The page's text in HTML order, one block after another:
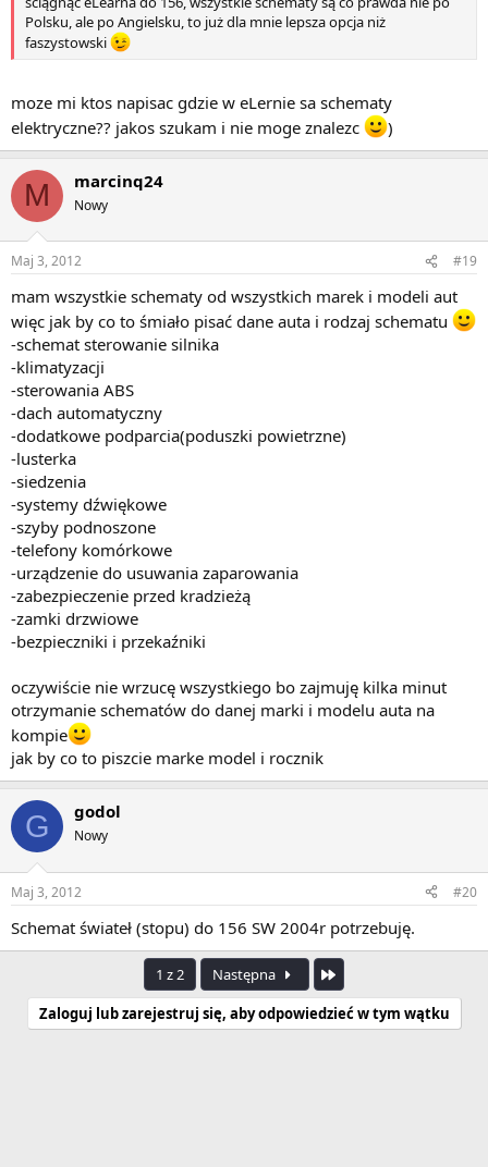
Polsku, ale po Angielsku, to już dla mnie lepsza opcja niż
faszystowski
moze mi ktos napisac gdzie w eLernie sa schematy
elektryczne?? jakos szukam i nie moge znalezc
)
M marcinq24
Nowy
Maj 3, 2012 #19
mam wszystkie schematy od wszystkich marek i modeli aut
więc jak by co to śmiało pisać dane auta i rodzaj schematu
-schemat sterowanie silnika
-klimatyzacji
-sterowania ABS
-dach automatyczny
-dodatkowe podparcia(poduszki powietrzne)
-lusterka
-siedzenia
-systemy dźwiękowe
-szyby podnoszone
-telefony komórkowe
-urządzenie do usuwania zaparowania
-zabezpieczenie przed kradzieżą
-zamki drzwiowe
-bezpieczniki i przekaźniki
oczywiście nie wrzucę wszystkiego bo zajmuję kilka minut
otrzymanie schematów do danej marki i modelu auta na
kompie
jak by co to piszcie marke model i rocznik
G godol
Nowy
Maj 3, 2012 #20
Schemat świateł (stopu) do 156 SW 2004r potrzebuję.
1 z 2 Następna
Zaloguj lub zarejestruj się, aby odpowiedzieć w tym wątku